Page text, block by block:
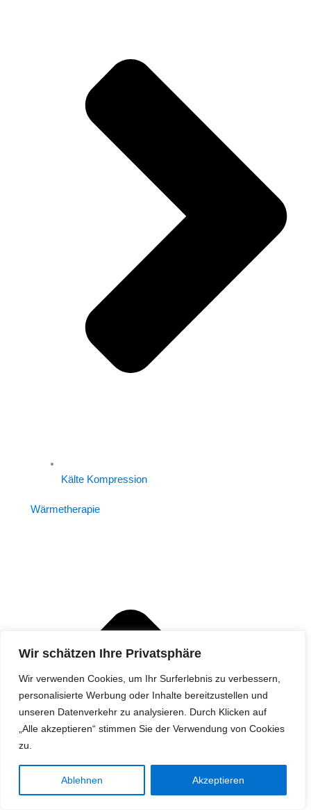
Wir schätzen Ihre Privatsphäre
Wir verwenden Cookies, um Ihr Surferlebnis zu verbessern,
personalisierte Werbung oder Inhalte bereitzustellen und
unseren Datenverkehr zu analysieren. Durch Klicken auf
„Alle akzeptieren“ stimmen Sie der Verwendung von Cookies
zu.
Ablehnen Akzeptieren
Kälte Kompression
Wärmetherapie